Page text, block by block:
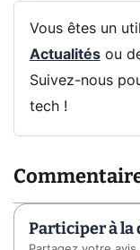
Vous êtes un
Actualitésou
Suivez-nous
tech !
Participer à la